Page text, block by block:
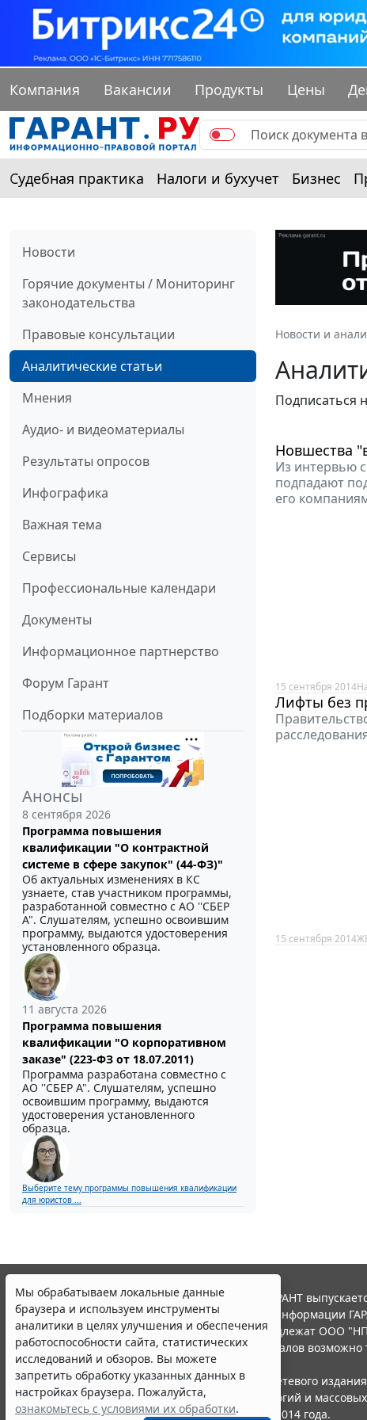
Компания Вакансии Продукты Цены
Судебная практика Налоги и бухучет Бизнес
Новости
Горячие документы / Мониторинг
законодательства
Правовые консультации
Аналитические статьи
Мнения
Аудио- и видеоматериалы
Результаты опросов
Инфографика
Важная тема
Сервисы
Профессиональные календари
Документы
Информационное партнерство
Форум Гарант
Подборки материалов
Анонсы
8 сентября 2026
Программа повышения
квалификации "О контрактной
системе в сфере закупок" (44-ФЗ)"
Об актуальных изменениях в КС
узнаете, став участником программы,
разработанной совместно с АО ''СБЕР
А". Слушателям, успешно освоившим
программу, выдаются удостоверения
установленного образца.
11 августа 2026
Программа повышения
квалификации "О корпоративном
заказе" (223-ФЗ от 18.07.2011)
Программа разработана совместно с
АО ''СБЕР А". Слушателям, успешно
освоившим программу, выдаются
удостоверения установленного
образца.
Выберите тему программы повышения квалификации
для юристов ...
Новости и
Подписаться
Новшества
Из интервью
подпадают
его
15 сентября 2014
Лифты без
15 сентября 2014
Мы обрабатываем локальные данные
браузера и используем инструменты
аналитики в целях улучшения и обеспечения
работоспособности сайта, статистических
исследований и обзоров. Вы можете
запретить обработку указанных данных в
настройках браузера. Пожалуйста,
ознакомьтесь с условиями их обработки.
© ООО "НПП "ГАРАНТ-СЕРВИС", 2026. Система ГАРАНТ
участниками Российской ассоциации правовой информации
Все права на материалы сайта ГАРАНТ.РУ принадлежат ООО
Полное или частичное воспроизведение материалов
Правила использования портала.
Портал ГАРАНТ.РУ зарегистрирован в качестве сетевого
надзору в сфере связи,информационных технологий и
(Роскомнадзором), Эл № ФС77-58365 от 18 июня 2014 года.